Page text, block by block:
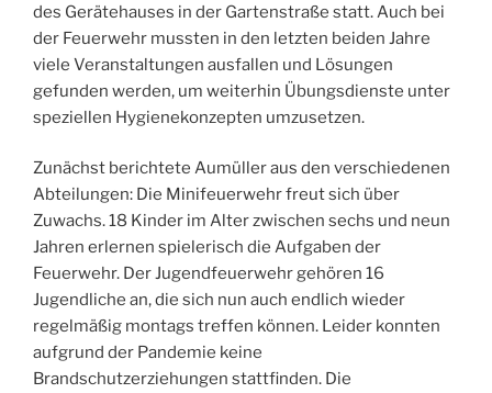
des Gerätehauses in der Gartenstraße statt. Auch bei
der Feuerwehr mussten in den letzten beiden Jahre
viele Veranstaltungen ausfallen und Lösungen
gefunden werden, um weiterhin Übungsdienste unter
speziellen Hygienekonzepten umzusetzen.
Zunächst berichtete Aumüller aus den verschiedenen
Abteilungen: Die Minifeuerwehr freut sich über
Zuwachs. 18 Kinder im Alter zwischen sechs und neun
Jahren erlernen spielerisch die Aufgaben der
Feuerwehr. Der Jugendfeuerwehr gehören 16
Jugendliche an, die sich nun auch endlich wieder
regelmäßig montags treffen können. Leider konnten
aufgrund der Pandemie keine
Brandschutzerziehungen stattfinden. Die